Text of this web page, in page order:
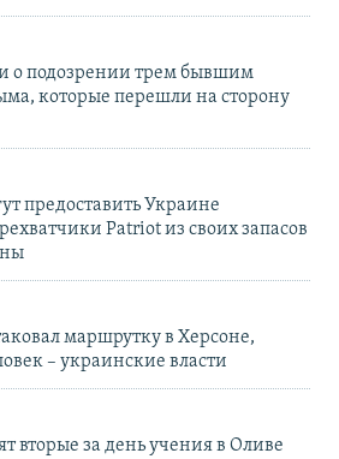
о подозрении трем бывшим
которые перешли на сторону
предоставить Украине
Patriot из своих запасов
маршрутку в Херсоне,
– украинские власти
вторые за день учения в Оливе